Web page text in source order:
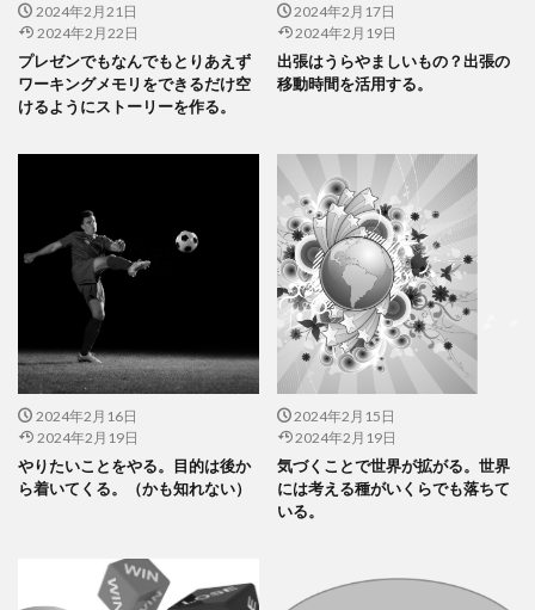
2024年2月21日
2024年2月22日
プレゼンでもなんでもとりあえず
ワーキングメモリをできるだけ空
けるようにストーリーを作る。
2024年2月17日
2024年2月19日
出張はうらやましいもの？出張の
移動時間を活用する。
2024年2月16日
2024年2月19日
やりたいことをやる。目的は後か
ら着いてくる。（かも知れない）
2024年2月15日
2024年2月19日
気づくことで世界が拡がる。世界
には考える種がいくらでも落ちて
いる。